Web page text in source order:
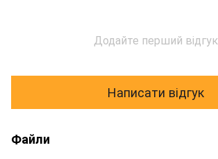
Додайте перший відгук
Написати відгук
Файли